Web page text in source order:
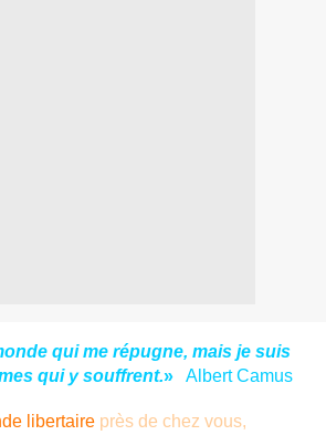
qui me répugne, mais je suis
qui y souffrent.» Albert Camus
libertaire près de chez vous,